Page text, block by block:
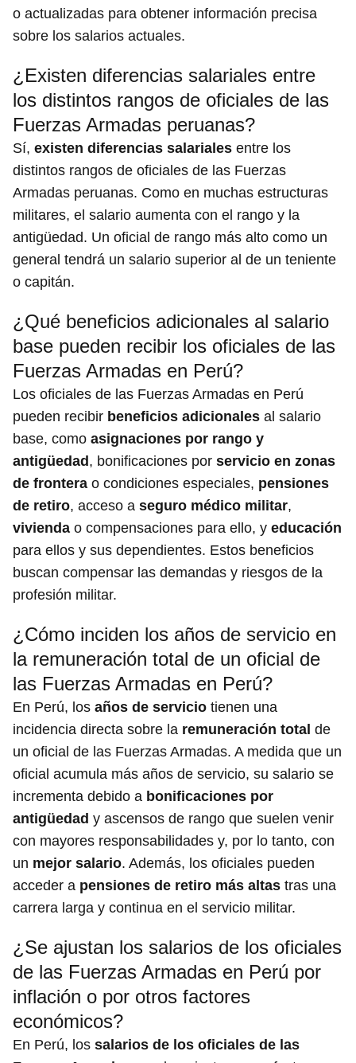
o actualizadas para obtener información precisa
sobre los salarios actuales.
¿Existen diferencias salariales entre
los distintos rangos de oficiales de las
Fuerzas Armadas peruanas?
Sí, existen diferencias salariales entre los
distintos rangos de oficiales de las Fuerzas
Armadas peruanas. Como en muchas estructuras
militares, el salario aumenta con el rango y la
antigüedad. Un oficial de rango más alto como un
general tendrá un salario superior al de un teniente
o capitán.
¿Qué beneficios adicionales al salario
base pueden recibir los oficiales de las
Fuerzas Armadas en Perú?
Los oficiales de las Fuerzas Armadas en Perú
pueden recibir beneficios adicionales al salario
base, como asignaciones por rango y
antigüedad, bonificaciones por servicio en zonas
de frontera o condiciones especiales, pensiones
de retiro, acceso a seguro médico militar,
vivienda o compensaciones para ello, y educación
para ellos y sus dependientes. Estos beneficios
buscan compensar las demandas y riesgos de la
profesión militar.
¿Cómo inciden los años de servicio en
la remuneración total de un oficial de
las Fuerzas Armadas en Perú?
En Perú, los años de servicio tienen una
incidencia directa sobre la remuneración total de
un oficial de las Fuerzas Armadas. A medida que un
oficial acumula más años de servicio, su salario se
incrementa debido a bonificaciones por
antigüedad y ascensos de rango que suelen venir
con mayores responsabilidades y, por lo tanto, con
un mejor salario. Además, los oficiales pueden
acceder a pensiones de retiro más altas tras una
carrera larga y continua en el servicio militar.
¿Se ajustan los salarios de los oficiales
de las Fuerzas Armadas en Perú por
inflación o por otros factores
económicos?
En Perú, los salarios de los oficiales de las